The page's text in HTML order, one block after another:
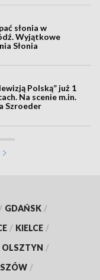
słonia w
Wyjątkowe
Słonia
Polską” już 1
Na scenie m.in.
Szroeder
/ GDAŃSK /
/ KIELCE /
OLSZTYN /
/